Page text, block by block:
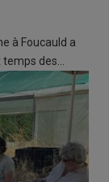
à Foucauld a
des…